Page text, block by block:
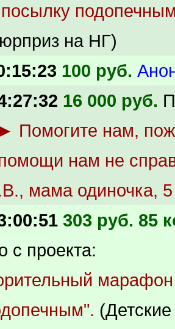
на НГ)
100 руб.
16 000 руб.
► Помогите нам,
нам не
мама одиночка, 5
303 руб. 85
с проекта: